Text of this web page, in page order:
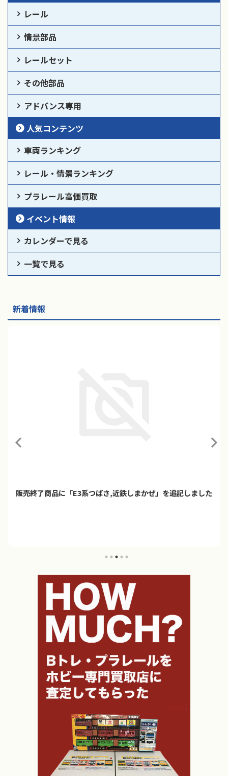
レール
情景部品
レールセット
その他部品
アドバンス専用
人気コンテンツ
車両ランキング
レール・情景ランキング
プラレール高価買取
イベント情報
カレンダーで見る
一覧で見る
新着情報
販売終了商品に「E3系つばさ,近鉄しまかぜ」を追記しました